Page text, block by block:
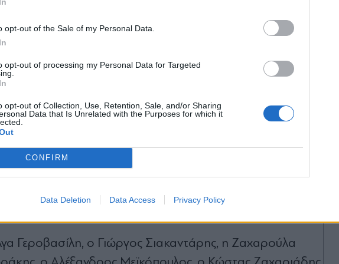
opt-out of the Sale of my Personal Data.
opt-out of processing my Personal Data for Targeted
opt-out of Collection, Use, Retention, Sale, and/or Sharing
Data that Is Unrelated with the Purposes for which it
CONFIRM
Data Deletion Data Access Privacy Policy
πολιτικών στελεχών και προσώπων που έδωσαν το
ένα δείγμα των διεργασιών που βρίσκονται σε
Γεροβασίλη, ο Γιώργος Σιακαντάρης, η Ζαχαρούλα
Αποδέχομαι τουςόρους χρήσης